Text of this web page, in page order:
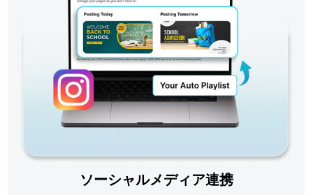
ソーシャルメディア連携